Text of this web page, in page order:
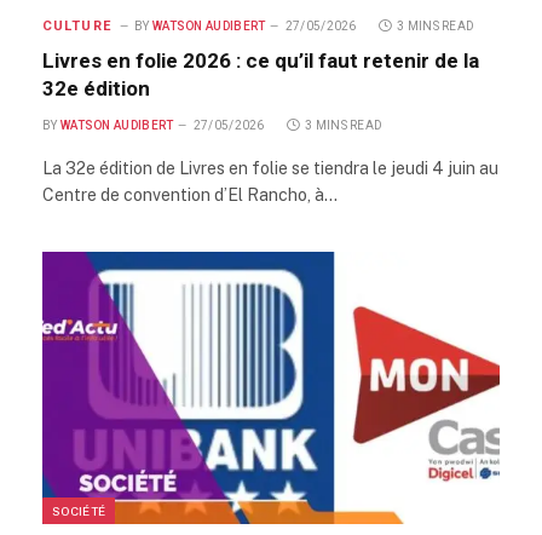
CULTURE BY WATSON AUDIBERT 27/05/2026 3 MINS READ
Livres en folie 2026 : ce qu’il faut retenir de la
32e édition
BY WATSON AUDIBERT 27/05/2026 3 MINS READ
La 32e édition de Livres en folie se tiendra le jeudi 4 juin au
Centre de convention d’El Rancho, à…
SOCIÉTÉ